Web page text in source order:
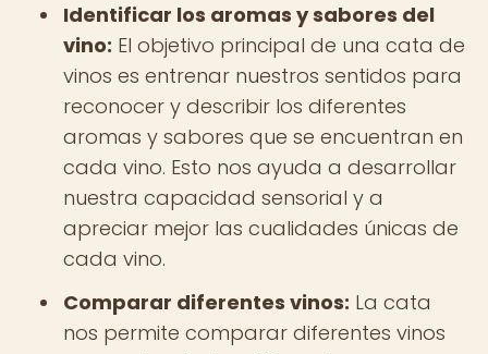
Identificar los aromas y sabores del
vino: El objetivo principal de una cata de
vinos es entrenar nuestros sentidos para
reconocer y describir los diferentes
aromas y sabores que se encuentran en
cada vino. Esto nos ayuda a desarrollar
nuestra capacidad sensorial y a
apreciar mejor las cualidades únicas de
cada vino.
Comparar diferentes vinos: La cata
nos permite comparar diferentes vinos